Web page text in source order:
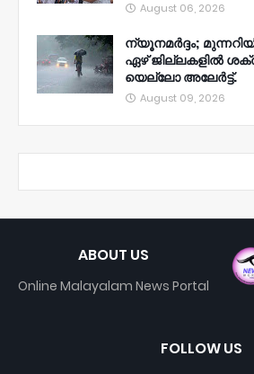
August 06, 2026
ന്യൂനമര്‍ദ്ദം;
ഏഴ് ജില്ലകളില്‍
യെല്ലോ അലേര്‍ട്ട്.
August 09, 2026
ABOUT US
Online Malayalam News Portal
FOLLOW US